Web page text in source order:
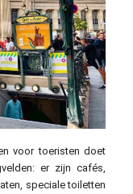
voor toeristen doet
er zijn cafés,
speciale toiletten